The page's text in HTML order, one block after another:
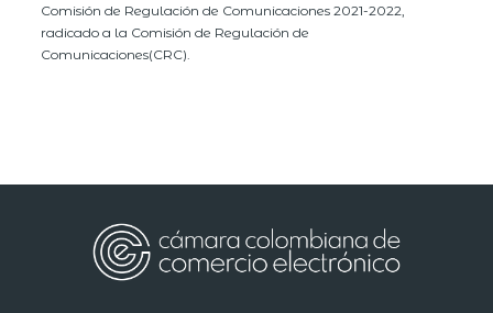
Comisión de Regulación de Comunicaciones 2021-2022,
radicado a la Comisión de Regulación de
Comunicaciones(CRC).